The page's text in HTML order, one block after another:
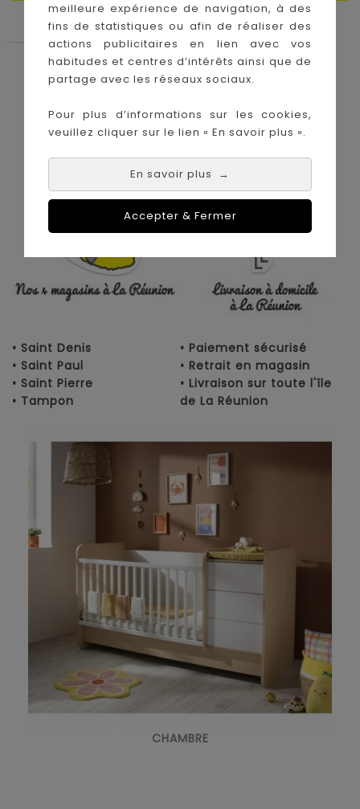
meilleure expérience de navigation, à des
fins de statistiques ou afin de réaliser des
actions publicitaires en lien avec vos
habitudes et centres d’intérêts ainsi que de
partage avec les réseaux sociaux.
Pour plus d’informations sur les cookies,
veuillez cliquer sur le lien « En savoir plus ».
En savoir plus →
Accepter & Fermer
Le Coin des Petits propose les plus
grandes marques de puériculture aux
Nos magasins à
La Réunion :
Achat en ligne :
• Saint Denis
• Saint Paul
• Saint Pierre
• Tampon
• Paiement sécurisé
• Retrait en magasin
• Livraison sur toute l'île
de La Réunion
CHAMBRE